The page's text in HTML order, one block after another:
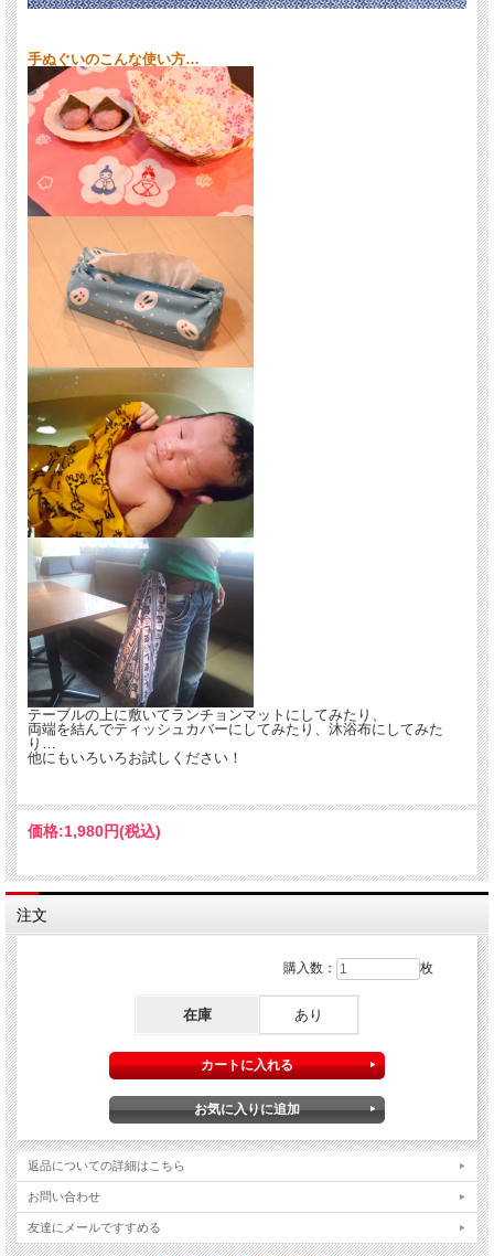
手ぬぐいのこんな使い方…
テーブルの上に敷いてランチョンマットにしてみたり、
両端を結んでティッシュカバーにしてみたり、沐浴布にしてみた
り…
他にもいろいろお試しください！
価格:1,980円(税込)
注文
購入数： 枚
在庫 あり
返品についての詳細はこちら
お問い合わせ
友達にメールですすめる